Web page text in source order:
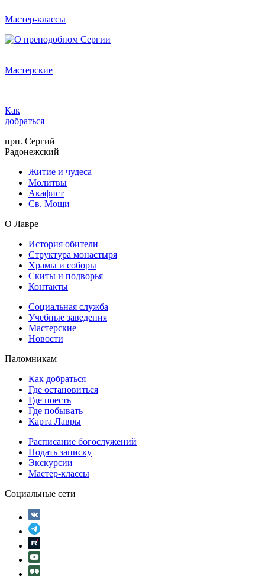
Мастер-классы
Мастерские
Как
добраться
прп. Сергий
Радонежский
Житие и чудеса
Молитвы
Акафист
Св. Мощи
О Лавре
История обители
Структура монастыря
Храмы и соборы
Скиты и подворья
Контакты
Социальная служба
Учебные заведения
Мастерские
Новости
Паломникам
Как добраться
Где остановиться
Где поесть
Где побывать
Карта Лавры
Расписание богослужений
Подать записку
Экскурсии
Мастер-классы
Социальные сети